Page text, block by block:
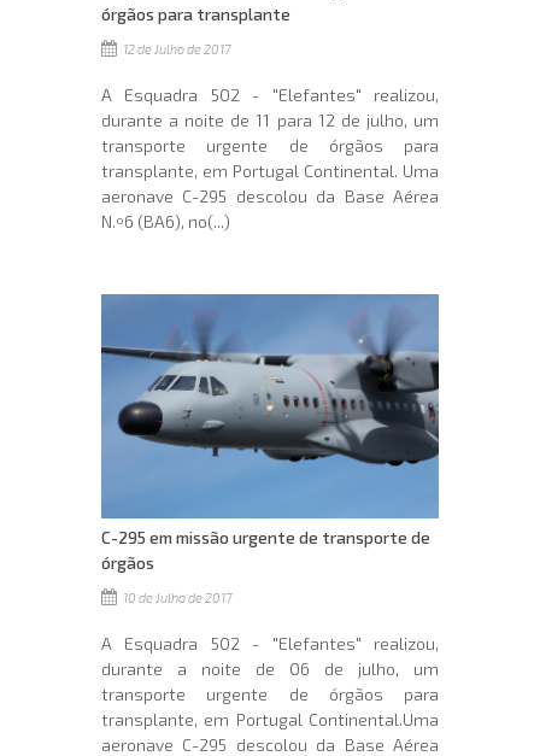
órgãos para transplante
12 de Julho de 2017
A Esquadra 502 - "Elefantes" realizou,
durante a noite de 11 para 12 de julho, um
transporte urgente de órgãos para
transplante, em Portugal Continental. Uma
aeronave C-295 descolou da Base Aérea
N.º6 (BA6), no(...)
C-295 em missão urgente de transporte de
órgãos
10 de Julho de 2017
A Esquadra 502 - "Elefantes" realizou,
durante a noite de 06 de julho, um
transporte urgente de órgãos para
transplante, em Portugal Continental.Uma
aeronave C-295 descolou da Base Aérea